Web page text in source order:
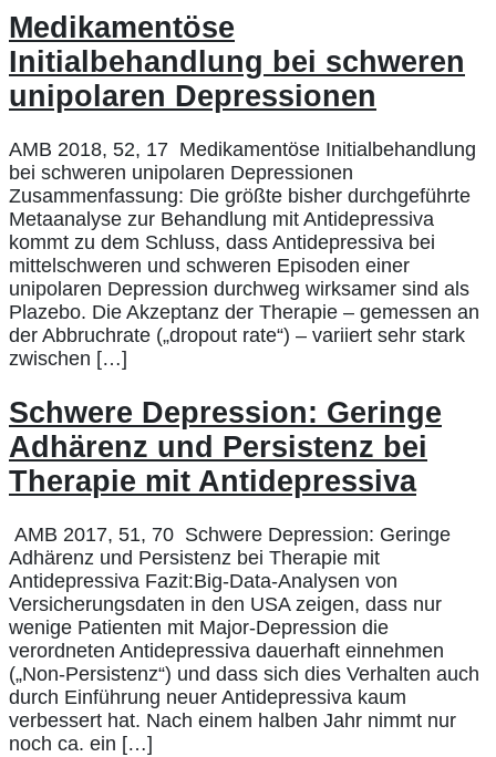
Medikamentöse
Initialbehandlung bei schweren
unipolaren Depressionen
AMB 2018, 52, 17 Medikamentöse Initialbehandlung
bei schweren unipolaren Depressionen
Zusammenfassung: Die größte bisher durchgeführte
Metaanalyse zur Behandlung mit Antidepressiva
kommt zu dem Schluss, dass Antidepressiva bei
mittelschweren und schweren Episoden einer
unipolaren Depression durchweg wirksamer sind als
Plazebo. Die Akzeptanz der Therapie – gemessen an
der Abbruchrate („dropout rate“) – variiert sehr stark
zwischen […]
Schwere Depression: Geringe
Adhärenz und Persistenz bei
Therapie mit Antidepressiva
AMB 2017, 51, 70 Schwere Depression: Geringe
Adhärenz und Persistenz bei Therapie mit
Antidepressiva Fazit:Big-Data-Analysen von
Versicherungsdaten in den USA zeigen, dass nur
wenige Patienten mit Major-Depression die
verordneten Antidepressiva dauerhaft einnehmen
(„Non-Persistenz“) und dass sich dies Verhalten auch
durch Einführung neuer Antidepressiva kaum
verbessert hat. Nach einem halben Jahr nimmt nur
noch ca. ein […]